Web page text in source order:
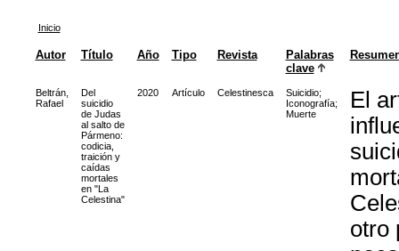
Inicio
Autor Título Año Tipo Revista
Palabras
clave
Beltrán,
Rafael
Del
suicidio
de Judas
al salto de
Pármeno:
codicia,
traición y
caídas
mortales
en "La
Celestina"
2020 Artículo Celestinesca Suicidio;
Iconografía;
Muerte
El
otro